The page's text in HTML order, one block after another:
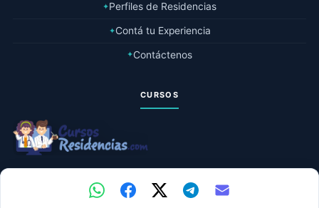
✦Perfiles de Residencias
✦Contá tu Experiencia
✦Contáctenos
CURSOS
© 2026 Residencias Médicas